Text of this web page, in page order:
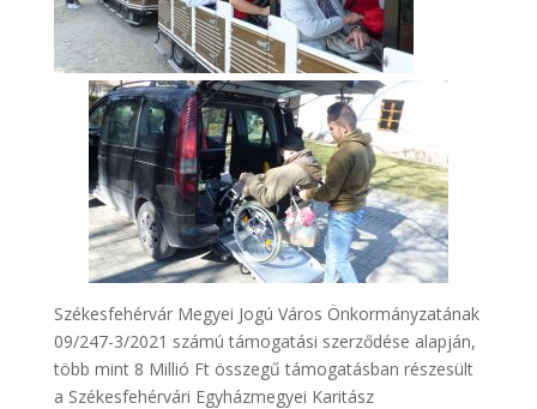
Székesfehérvár Megyei Jogú Város Önkormányzatának
09/247-3/2021 számú támogatási szerződése alapján,
több mint 8 Millió Ft összegű támogatásban részesült
a Székesfehérvári Egyházmegyei Karitász